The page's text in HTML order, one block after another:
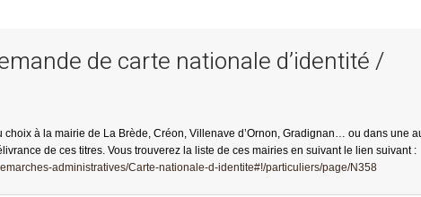
de carte nationale d’identité /
choix à la mairie de La Brède, Créon, Villenave d’Ornon, Gradignan… ou dans une
de ces titres. Vous trouverez la liste de ces mairies en suivant le lien suivant :
administratives/Carte-nationale-d-identite#!/particuliers/page/N358